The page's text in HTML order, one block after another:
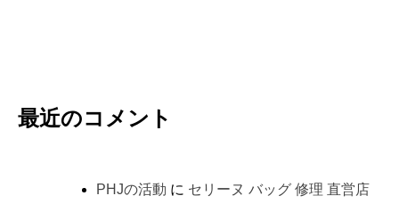
最近のコメント
PHJの活動 に セリーヌ バッグ 修理 直営店